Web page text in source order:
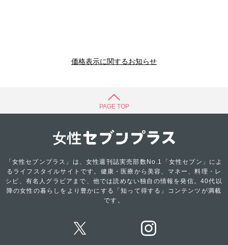
価格表示に関するお知らせ
PAGE TOP
「女性セブンプラス」は、女性週刊誌実売部数No.1「女性セブン」によ
るライフスタイルサイトです。健康・医療から美容、マネー、料理・レ
シピ、有名人グラビアまで、他では読めない独自の情報を発信。40代以
降の女性の暮らしをより豊かにする「知って得する」コンテンツが満載
です。